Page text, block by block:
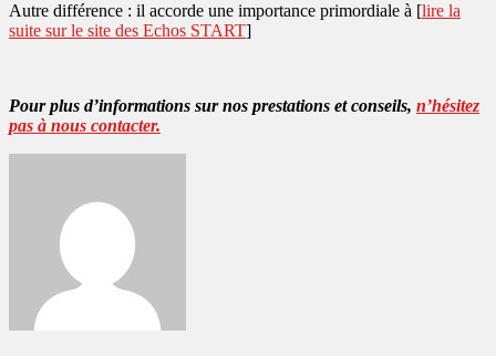
Autre différence : il accorde une importance primordiale à [lire la
suite sur le site des Echos START]
Pour plus d’informations sur nos prestations et conseils, n’hésitez
pas à nous contacter.